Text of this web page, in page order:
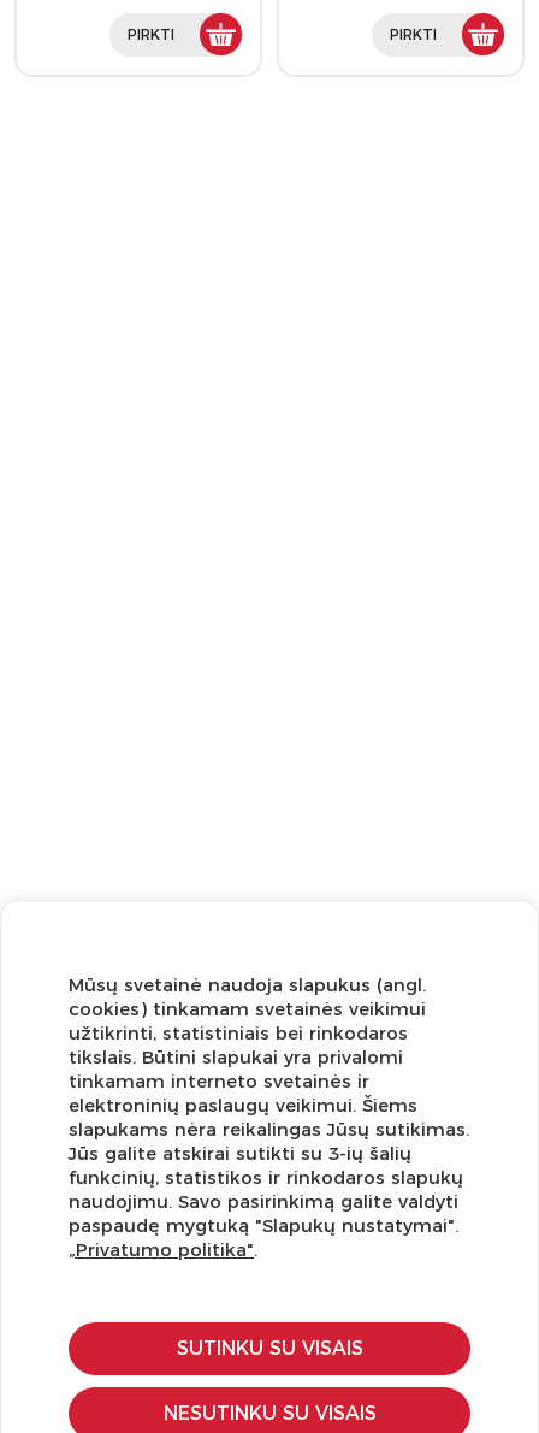
PIRKTI PIRKTI
Užsisakykite naujienlaiškį ir pirmi gaukite geriausius
pasiūlymus!
KLIENTŲ APTARNAVIMAS
Pirkimo – pardavimo taisyklės
Pristatymas ir grąžinimas
Mūsų svetainė naudoja slapukus (angl.
cookies) tinkamam svetainės veikimui
užtikrinti, statistiniais bei rinkodaros
tikslais. Būtini slapukai yra privalomi
tinkamam interneto svetainės ir
elektroninių paslaugų veikimui. Šiems
slapukams nėra reikalingas Jūsų sutikimas.
Jūs galite atskirai sutikti su 3-ių šalių
funkcinių, statistikos ir rinkodaros slapukų
naudojimu. Savo pasirinkimą galite valdyti
paspaudę mygtuką "Slapukų nustatymai".
„Privatumo politika".
SUTINKU SU VISAIS
NESUTINKU SU VISAIS